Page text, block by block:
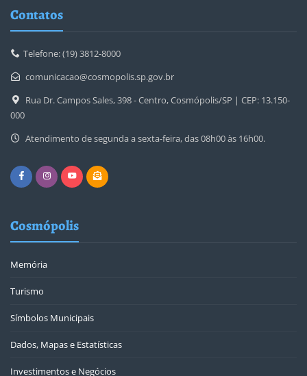
Contatos
Telefone: (19) 3812-8000
comunicacao@cosmopolis.sp.gov.br
Rua Dr. Campos Sales, 398 - Centro, Cosmópolis/SP | CEP: 13.150-
000
Atendimento de segunda a sexta-feira, das 08h00 às 16h00.
Cosmópolis
Memória
Turismo
Símbolos Municipais
Dados, Mapas e Estatísticas
Investimentos e Negócios